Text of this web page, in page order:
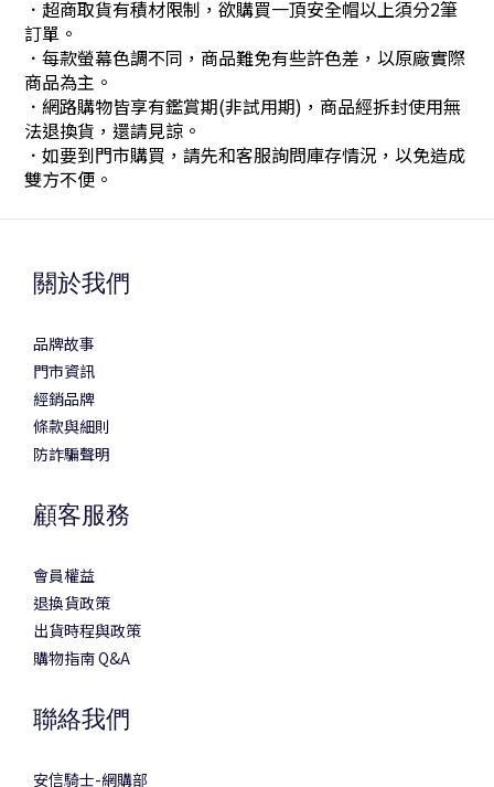
．超商取貨有積材限制，欲購買一頂安全帽以上須分2筆
訂單。
．每款螢幕色調不同，商品難免有些許色差，以原廠實際
商品為主。
．網路購物皆享有鑑賞期(非試用期)，商品經拆封使用無
法退換貨，還請見諒。
．如要到門市購買，請先和客服詢問庫存情況，以免造成
雙方不便。
關於我們
品牌故事
門市資訊
經銷品牌
條款與細則
防詐騙聲明
顧客服務
會員權益
退換貨政策
出貨時程與政策
購物指南 Q&A
聯絡我們
安信騎士-網購部